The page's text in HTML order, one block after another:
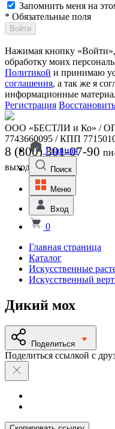
Запомнить меня на
* Обязательные поля
Войти
Нажимая кнопку «Войти»,
обработку моих
Политикой и принимаю
соглашения, а так же я
информационные
Регистрация
ООО «БЕСТЛИ и Ко» /
7743660095 / КПП
8 (800) 301-07-90
выходной
Главная
Поиск
Меню
Вход
0
Главная страница
Каталог
Искусственные
Искусственный
Дикий мох
Поделиться
Поделиться ссылкой с